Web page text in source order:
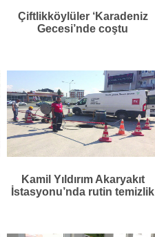
Çiftlikköylüler ‘Karadeniz
Gecesi’nde coştu
Kamil Yıldırım Akaryakıt
İstasyonu’nda rutin temizlik